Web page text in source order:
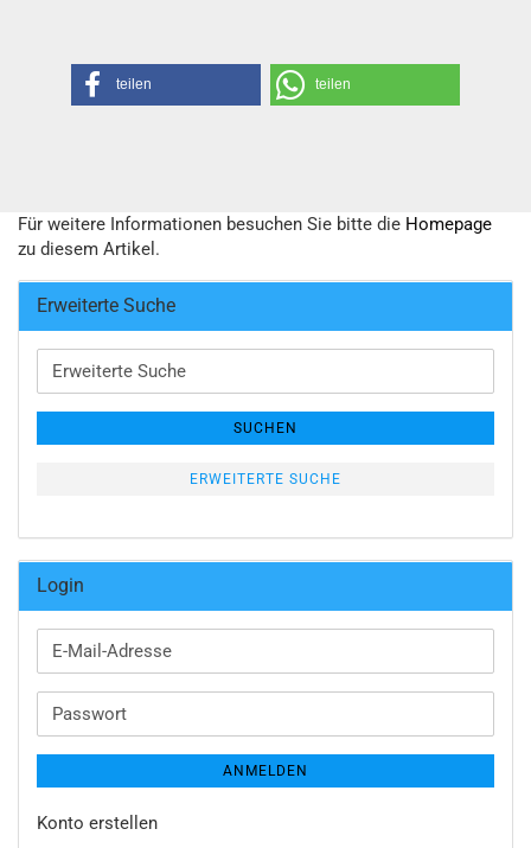
teilen teilen
Für weitere Informationen besuchen Sie bitte die Homepage
zu diesem Artikel.
Erweiterte Suche
Erweiterte
Suche
SUCHEN
ERWEITERTE SUCHE
Login
E-
Mail-
Passwort
ANMELDEN
Konto erstellen